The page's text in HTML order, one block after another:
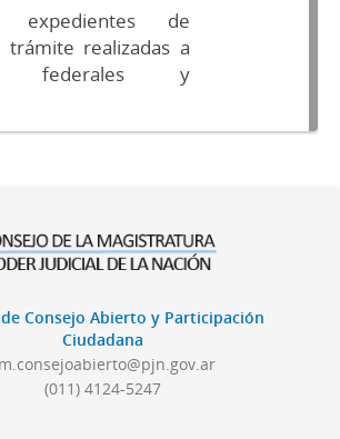
expedientes de
trámite realizadas a
federales y
Consejo Abierto y Participación
Ciudadana
(011) 4124-5247